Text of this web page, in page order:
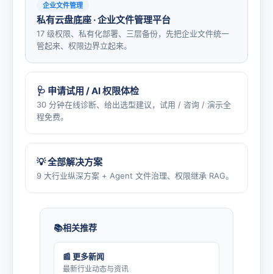
企业文件管理
私有云盘底座 · 企业文件管理平台
17 级权限、私有化部署、三层备份，先把企业文件统一
管起来、权限边界立起来。
🩺 申请试用 / AI 权限体检
30 分钟在线诊断、给出选型建议，试用 / 咨询 / 演示全
程免费。
💡 全部解决方案
9 大行业纵深方案 + Agent 文件治理、权限继承 RAG。
相关推荐
📰 更多新闻
最新行业动态与资讯